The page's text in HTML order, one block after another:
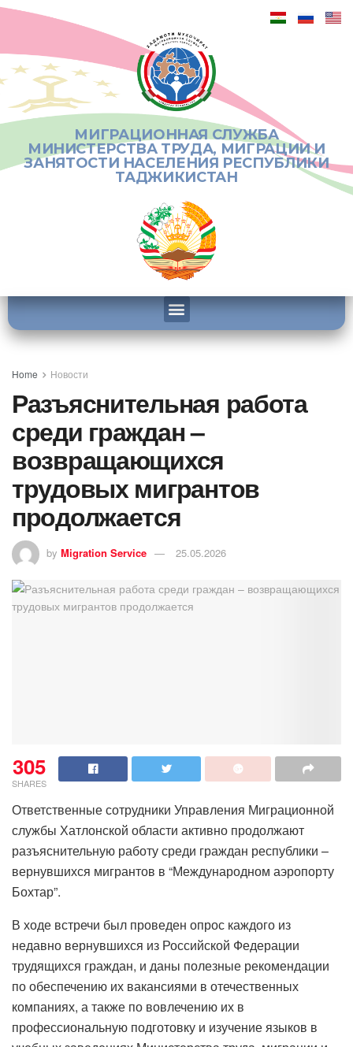
МИГРАЦИОННАЯ СЛУЖБА
МИНИСТЕРСТВА ТРУДА, МИГРАЦИИ И
ЗАНЯТОСТИ НАСЕЛЕНИЯ РЕСПУБЛИКИ
ТАДЖИКИСТАН
Home Новости
Разъяснительная работа
среди граждан –
возвращающихся
трудовых мигрантов
продолжается
by Migration Service 25.05.2026
305
SHARES
Ответственные сотрудники Управления Миграционной
службы Хатлонской области активно продолжают
разъяснительную работу среди граждан республики –
вернувшихся мигрантов в “Международном аэропорту
Бохтар”.
В ходе встречи был проведен опрос каждого из
недавно вернувшихся из Российской Федерации
трудящихся граждан, и даны полезные рекомендации
по обеспечению их вакансиями в отечественных
компаниях, а также по вовлечению их в
профессиональную подготовку и изучение языков в